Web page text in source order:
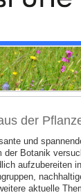
der
und
der Botanik
aufzubereiten
aktuelle